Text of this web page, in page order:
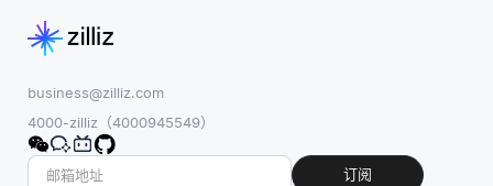
business@zilliz.com
4000-zilliz（4000945549）
订阅